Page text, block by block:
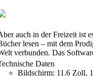
auch in der Freizeit ist
lesen – mit dem
verbunden. Das
Daten
Bildschirm: 11.6 Zoll,